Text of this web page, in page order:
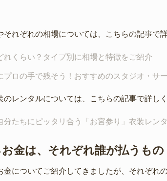
れぞれの相場については、こちらの記事で
くらい？タイプ別に相場と特徴をご紹介
ロの手で残そう！おすすめのスタジオ・サ
レンタルについては、こちらの記事で詳し
たちにピッタリ合う「お宮参り」衣装レン
金は、それぞれ誰が払うもの
金についてご紹介してきましたが、それぞれ